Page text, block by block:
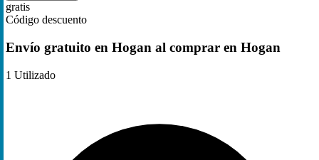
gratis
Código descuento
Envío gratuito en Hogan al comprar en Hogan
1 Utilizado